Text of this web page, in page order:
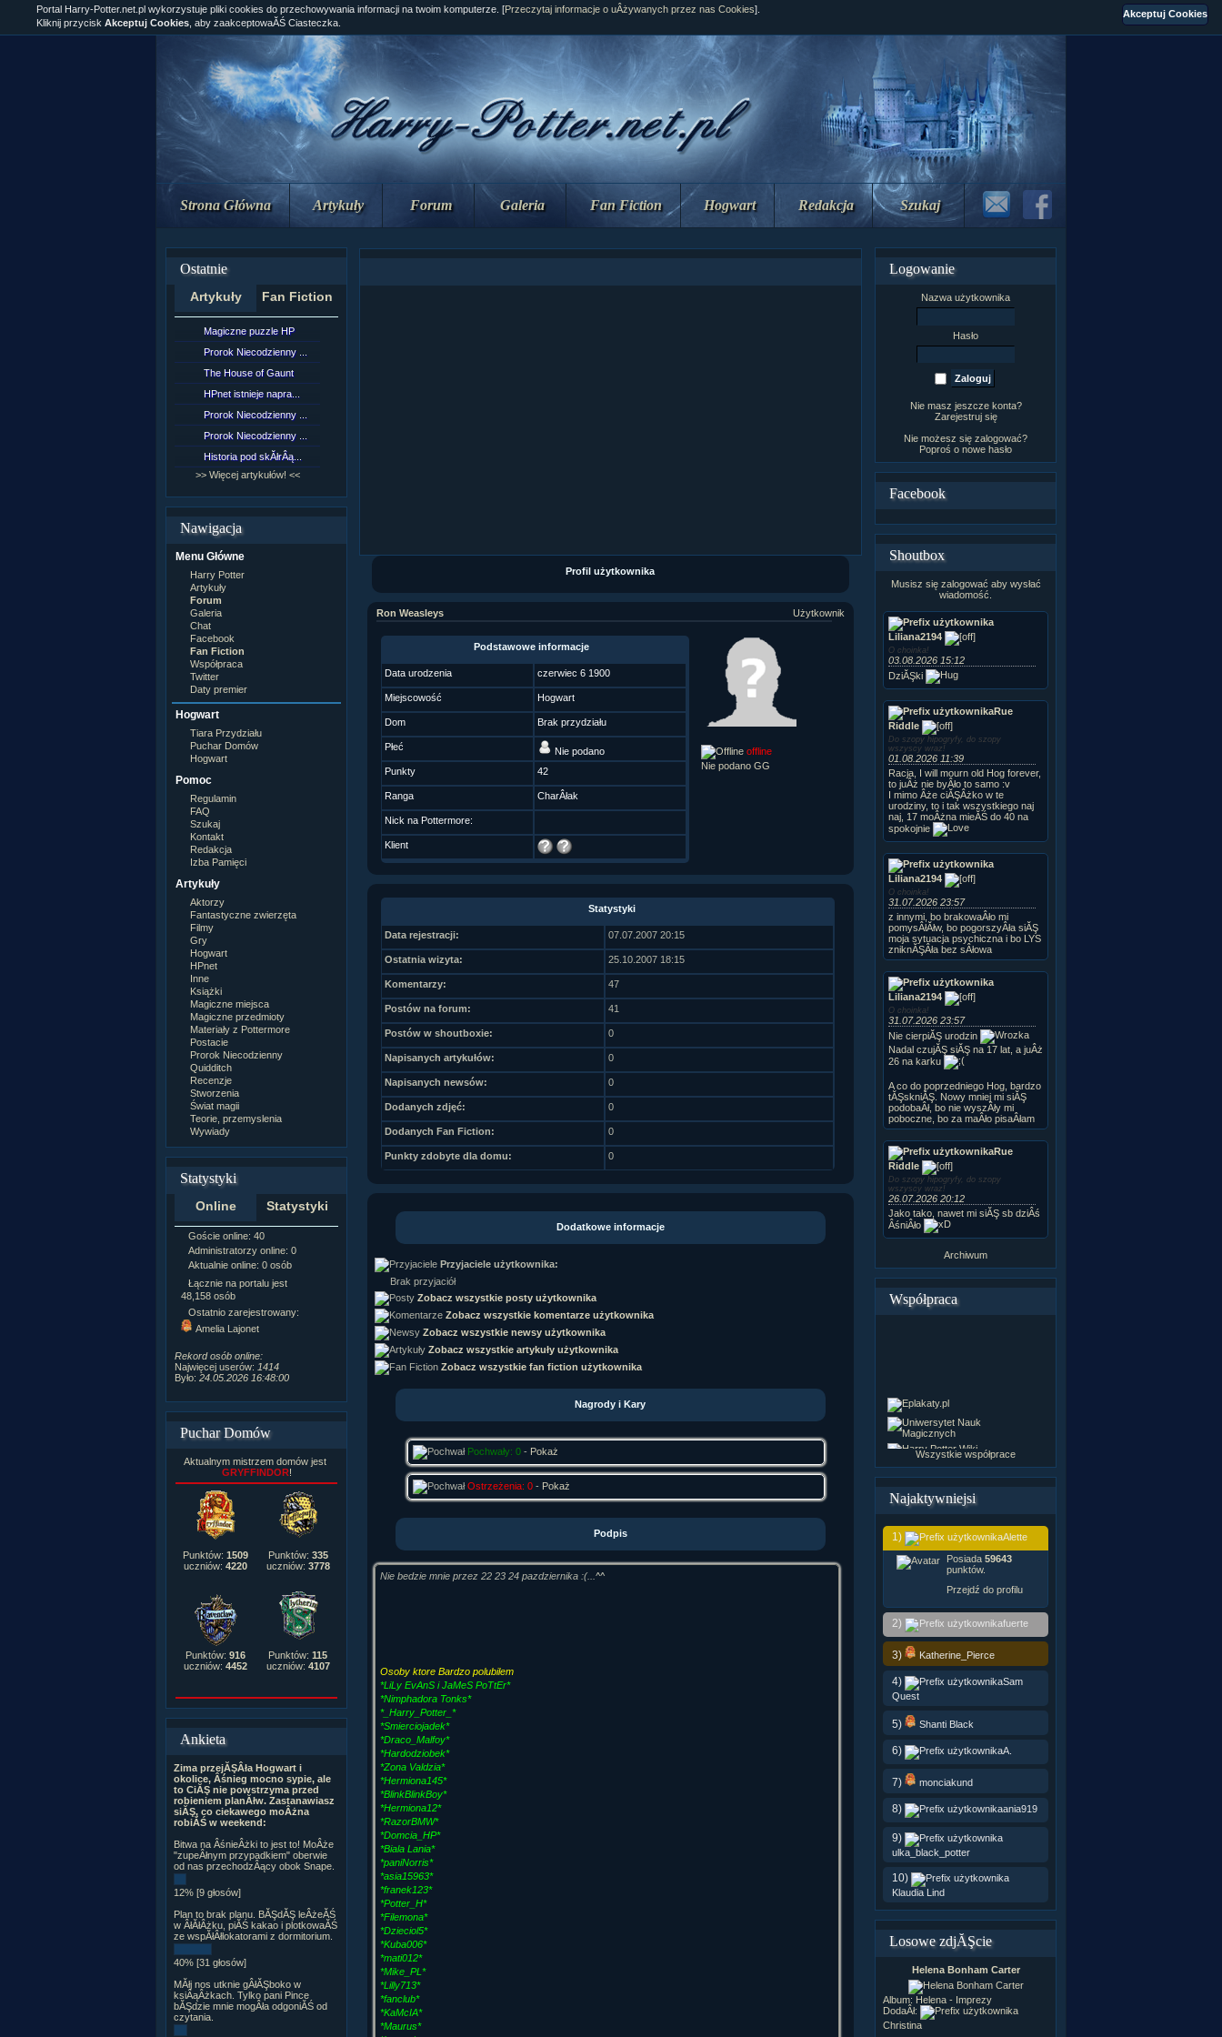
Strona Główna Artykuły Forum Galeria Fan Fiction Hogwart Redakcja Szukaj
Ostatnie
Artykuły Fan Fiction
Magiczne puzzle HP
Prorok Niecodzienny ...
The House of Gaunt
HPnet istnieje napra...
Prorok Niecodzienny ...
Prorok Niecodzienny ...
Historia pod skĂłrÂą...
>> Więcej artykułów! <<
Nawigacja
Menu Główne
Harry Potter
Artykuły
Forum
Galeria
Chat
Facebook
Fan Fiction
Współpraca
Twitter
Daty premier
Hogwart
Tiara Przydziału
Puchar Domów
Hogwart
Pomoc
Regulamin
FAQ
Szukaj
Kontakt
Redakcja
Izba Pamięci
Artykuły
Aktorzy
Fantastyczne zwierzęta
Filmy
Gry
Hogwart
HPnet
Inne
Książki
Magiczne miejsca
Magiczne przedmioty
Materiały z Pottermore
Postacie
Prorok Niecodzienny
Quidditch
Recenzje
Stworzenia
Świat magii
Teorie, przemyslenia
Wywiady
Statystyki
Online Statystyki
Goście online: 40
Administratorzy online: 0
Aktualnie online: 0 osób
Łącznie na portalu jest
48,158 osób
Ostatnio zarejestrowany:
Amelia Lajonet
Rekord osób online:
Najwięcej userów: 1414
Było: 24.05.2026 16:48:00
Napisanych artykułów:
Zdjęć w galerii:21,490
Tematów na forum:3,921
Postów na forum:319,637
Komentarzy do materiałów:
222,019
Rozdanych pochwał:3,327
Wlepionych ostrzeżeń:4,170
Puchar Domów
Aktualnym mistrzem domów jest
GRYFFINDOR!
Punktów: 1509
uczniów: 4220
Punktów: 335
uczniów: 3778
Punktów: 916
uczniów: 4452
Punktów: 115
uczniów: 4107
Ankieta
Zima przejĂŞÂła Hogwart i
okolice, Âśnieg mocno sypie, ale
to CiĂŞ nie powstrzyma przed
robieniem planĂłw. Zastanawiasz
siĂŞ, co ciekawego moÂżna
robiĂŚ w weekend:
Bitwa na ÂśnieÂżki to jest to! MoÂże
"zupeÂłnym przypadkiem" oberwie
od nas przechodzÂący obok Snape.
12% [9 głosów]
Plan to brak planu. BĂŞdĂŞ leÂżeĂŚ
w ÂłĂłÂżku, piĂŚ kakao i plotkowaĂŚ
ze wspĂłÂłlokatorami z dormitorium.
40% [31 głosów]
MĂłj nos utknie gÂłĂŞboko w
ksiÂąÂżkach. Tylko pani Pince
bĂŞdzie mnie mogÂła odgoniĂŚ od
czytania.
Portal Harry-Potter.net.pl wykorzystuje pliki cookies do przechowywania informacji na twoim komputerze. [Przeczytaj informacje o uÂżywanych przez nas Cookies].
Kliknij przycisk Akceptuj Cookies , aby zaakceptowaĂŚ Ciasteczka.
Profil użytkownika
Ron Weasleys Użytkownik
Podstawowe informacje
Data urodzenia czerwiec 6 1900
Miejscowość Hogwart
Dom Brak przydziału
Płeć
Nie podano
Punkty
42
Ranga CharÂłak
Nick na Pottermore:
Klient
offline
Nie podano GG
Statystyki
Data rejestracji: 07.07.2007 20:15
Ostatnia wizyta: 25.10.2007 18:15
Komentarzy: 47
Postów na forum: 41
Postów w shoutboxie: 0
Napisanych artykułów: 0
Napisanych newsów: 0
Dodanych zdjęć: 0
Dodanych Fan Fiction: 0
Punkty zdobyte dla domu: 0
Dodatkowe informacje
Przyjaciele użytkownika:
Brak przyjaciół
Zobacz wszystkie posty użytkownika
Zobacz wszystkie komentarze użytkownika
Zobacz wszystkie newsy użytkownika
Zobacz wszystkie artykuły użytkownika
Zobacz wszystkie fan fiction użytkownika
Nagrody i Kary
Pochwały: 0- Pokaż
Ostrzeżenia: 0- Pokaż
Podpis
Nie bedzie mnie przez 22 23 24 pazdziernika :(...^^
Osoby ktore Bardzo polubilem
*LiLy EvAnS i JaMeS PoTtEr*
*Nimphadora Tonks*
*_Harry_Potter_*
*Smierciojadek*
*Draco_Malfoy*
*Hardodziobek*
*Zona Valdzia*
*Hermiona145*
*BlinkBlinkBoy*
*Hermiona12*
*RazorBMW*
*Domcia_HP*
*Biala Lania*
*paniNorris*
*asia15963*
*franek123*
*Potter_H*
*Filemona*
*Dzieciol5*
*Kuba006*
*mati012*
*Mike_PL*
*Lilly713*
*fanclub*
*KaMcIA*
*Maurus*
Logowanie
Nazwa użytkownika
Hasło
Nie masz jeszcze konta?
Zarejestruj się
Nie możesz się zalogować?
Poproś o nowe hasło
Facebook
Shoutbox
Musisz się zalogować aby wysłać
wiadomość.
Liliana2194
O choinka!
03.08.2026 15:12
DziĂŞki
Rue
Riddle
Do szopy hipogryfy, do szopy
wszyscy wraz!
01.08.2026 11:39
Racja, I will mourn old Hog forever,
to juÂż nie byÂło to samo :v
I mimo Âże ciĂŞÂżko w te
urodziny, to i tak wszystkiego naj
naj, 17 moÂżna mieĂŚ do 40 na
spokojnie
Liliana2194
O choinka!
31.07.2026 23:57
z innymi, bo brakowaÂło mi
pomysÂłĂłw, bo pogorszyÂła siĂŞ
moja sytuacja psychiczna i bo LYS
zniknĂŞÂła bez sÂłowa
Liliana2194
O choinka!
31.07.2026 23:57
Nie cierpiĂŞ urodzin
Nadal czujĂŞ siĂŞ na 17 lat, a juÂż
26 na karku
A co do poprzedniego Hog, bardzo
tĂŞskniĂŞ. Nowy mniej mi siĂŞ
podobaÂł, bo nie wyszÂły mi
poboczne, bo za maÂło pisaÂłam
Rue
Riddle
Do szopy hipogryfy, do szopy
wszyscy wraz!
26.07.2026 20:12
Jako tako, nawet mi siĂŞ sb dziÂś
ÂśniÂło
Archiwum
Współpraca
Wszystkie współprace
Najaktywniejsi
1)
Alette
Posiada 59643
punktów.
Przejdź do profilu
2) fuerte
3) Katherine_Pierce
4)
Sam
Quest
5) Shanti Black
6) A.
7) monciakund
8) ania919
9)
ulka_black_potter
10)
Klaudia Lind
Losowe zdjĂŞcie
Helena Bonham Carter
Album: Helena - Imprezy
DodaÂł:
Christina